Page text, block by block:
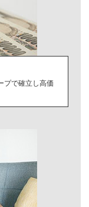
プで確立し高価